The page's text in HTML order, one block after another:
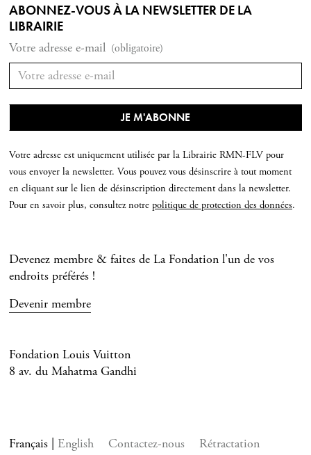
ABONNEZ-VOUS À LA NEWSLETTER DE LA
LIBRAIRIE
Votre adresse e-mail (obligatoire)
Votre adresse est uniquement utilisée par la Librairie RMN-FLV pour
vous envoyer la newsletter. Vous pouvez vous désinscrire à tout moment
en cliquant sur le lien de désinscription directement dans la newsletter.
Pour en savoir plus, consultez notre politique de protection des données.
Devenez membre & faites de La Fondation l'un de vos
endroits préférés !
Devenir membre
Fondation Louis Vuitton
8 av. du Mahatma Gandhi
Français English Contactez-nous
Rétractation